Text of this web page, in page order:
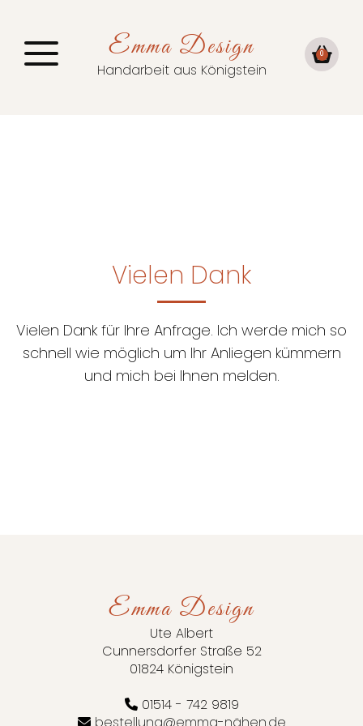
Emma Design
Handarbeit aus Königstein
0
Vielen Dank
Vielen Dank für Ihre Anfrage. Ich werde mich so
schnell wie möglich um Ihr Anliegen kümmern
und mich bei Ihnen melden.
Emma Design
Ute Albert
Cunnersdorfer Straße 52
01824 Königstein
01514 - 742 9819